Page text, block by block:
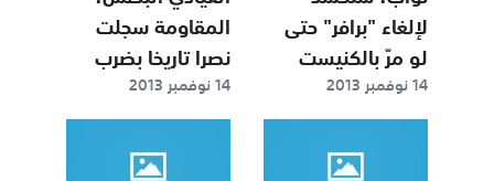
لإلغاء "برافر" حتى
لو مرّ بالكنيست
14 نوفمبر 2013
المقاومة سجلت
نصرا تاريخا بضرب
(تل أبيب)
14 نوفمبر 2013